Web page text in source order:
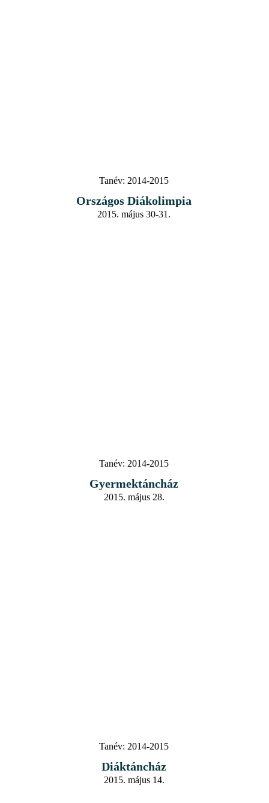
Tanév: 2014-2015
Országos Diákolimpia
2015. május 30-31.
Tanév: 2014-2015
Gyermektáncház
2015. május 28.
Tanév: 2014-2015
Diáktáncház
2015. május 14.